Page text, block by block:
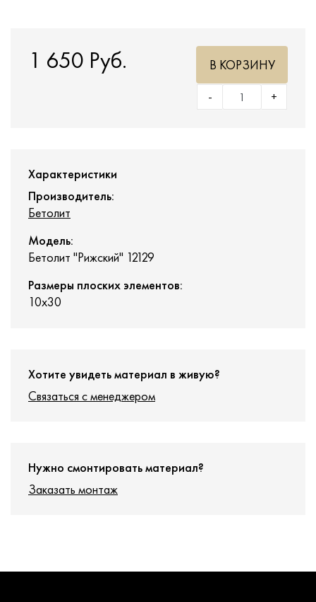
1 650 Руб.
+
-
В КОРЗИНУ
Характеристики
Производитель:
Бетолит
Модель:
Бетолит "Рижский" 12129
Размеры плоских элементов:
10x30
Хотите увидеть материал в живую?
Связаться с менеджером
Нужно смонтировать материал?
Заказать монтаж